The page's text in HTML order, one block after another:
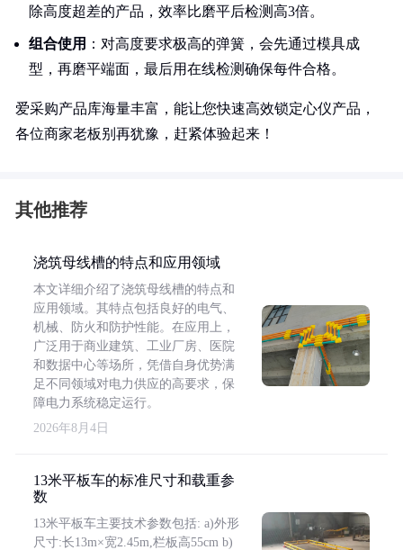
除高度超差的产品，效率比磨平后检测高3倍。
组合使用 ：对高度要求极高的弹簧，会先通过模具成
型，再磨平端面，最后用在线检测确保每件合格。
爱采购产品库海量丰富，能让您快速高效锁定心仪产品，
各位商家老板别再犹豫，赶紧体验起来！
其他推荐
浇筑母线槽的特点和应用领域
本文详细介绍了浇筑母线槽的特点和
应用领域。其特点包括良好的电气、
机械、防火和防护性能。在应用上，
广泛用于商业建筑、工业厂房、医院
和数据中心等场所，凭借自身优势满
足不同领域对电力供应的高要求，保
障电力系统稳定运行。
2026年8月4日
13米平板车的标准尺寸和载重参
数
13米平板车主要技术参数包括: a)外形
尺寸:长13m×宽2.45m,栏板高55cm b)